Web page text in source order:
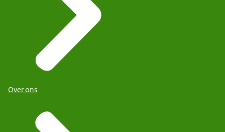
Over ons